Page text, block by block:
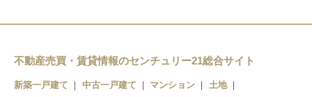
不動産売買・賃貸情報のセンチュリー21総合サイト
新築一戸建て 中古一戸建て マンション
土地